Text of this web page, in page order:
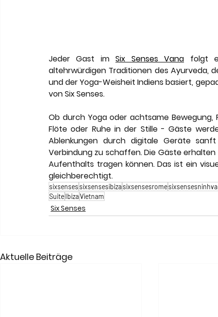
Jeder Gast im Six Senses Vana folgt
altehrwürdigen Traditionen des Ayurveda,
und der Yoga-Weisheit Indiens basiert,
von Six Senses.
Ob durch Yoga oder achtsame
Flöte oder Ruhe in der Stille - Gäste
Ablenkungen durch digitale Geräte
Verbindung zu schaffen. Die Gäste
Aufenthalts tragen können. Das ist ein
gleichberechtigt.
sixsensessixsensesibizasixsensesrome
SuiteIbizaVietnam
Six Senses
Aktuelle Beiträge